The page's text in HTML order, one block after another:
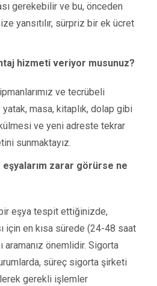
gerekebilir ve bu, önceden
yansıtılır, sürpriz bir ek ücret
hizmeti veriyor musunuz?
ve tecrübeli
masa, kitaplık, dolap gibi
ve yeni adreste tekrar
sunmaktayız.
eşyalarım zarar görürse ne
eşya tespit ettiğinizde,
için en kısa sürede (24-48 saat
aramanız önemlidir. Sigorta
süreç sigorta şirketi
gerekli işlemler